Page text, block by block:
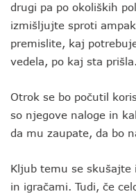
drugi pa po okoliških
izmišljujte sproti
premislite, kaj
vedela, po kaj sta prišla.
Otrok se bo počutil
so njegove naloge in
da mu zaupate, da bo
Kljub temu se skušajte
in igračami. Tudi, če